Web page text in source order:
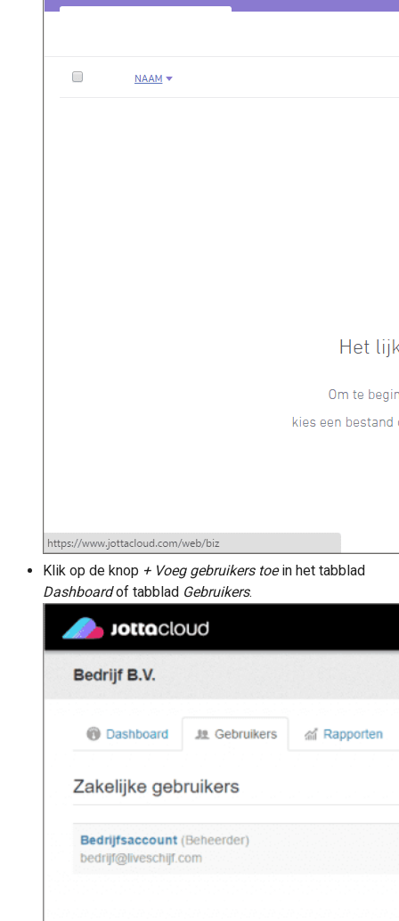
Klik op de knop + Voeg gebruikers toein het tabblad
Dashboardof tabblad Gebruikers.